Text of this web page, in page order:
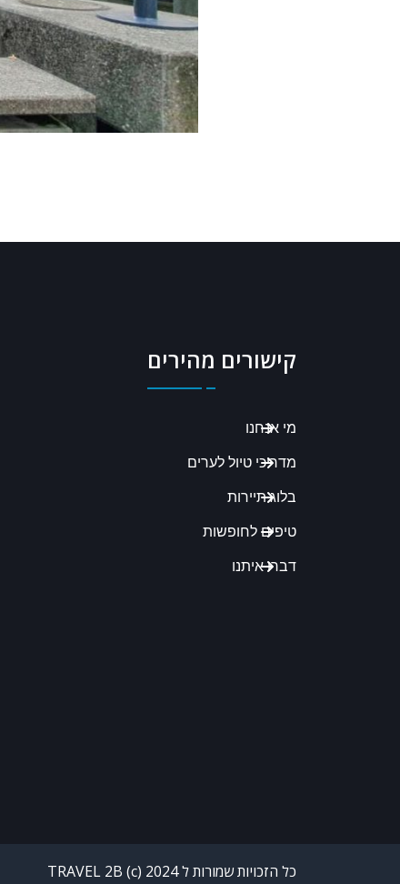
קישורים מהירים
מי אנחנו
מדריכי טיול לערים
בלוג תיירות
טיפים לחופשות
דברו איתנו
כל הזכויות שמורות ל TRAVEL 2B (c) 2024